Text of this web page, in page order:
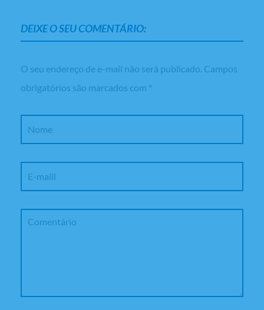
DEIXE O SEU COMENTÁRIO:
O seu endereço de e-mail não será publicado. Campos
obrigatórios são marcados com *